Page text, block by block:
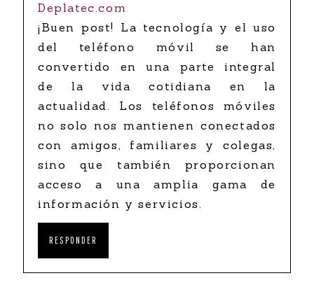
Deplatec.com
¡Buen post! La tecnología y el uso
del teléfono móvil se han
convertido en una parte integral
de la vida cotidiana en la
actualidad. Los teléfonos móviles
no solo nos mantienen conectados
con amigos, familiares y colegas,
sino que también proporcionan
acceso a una amplia gama de
información y servicios.
RESPONDER